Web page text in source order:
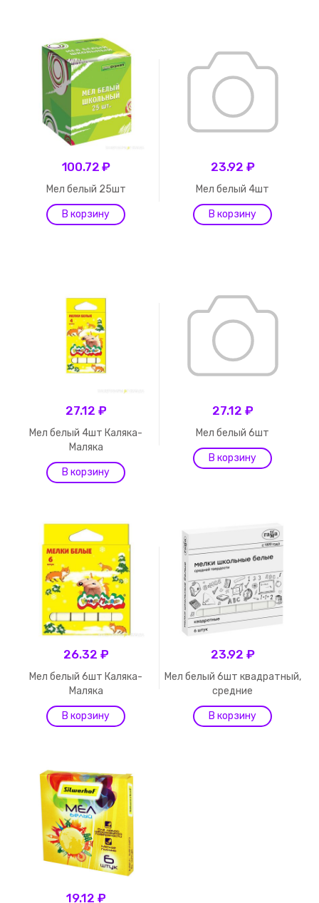
100.72 ₽
Мел белый 25шт
23.92 ₽
Мел белый 4шт
27.12 ₽
Мел белый 4шт Каляка-
Маляка
27.12 ₽
Мел белый 6шт
26.32 ₽
Мел белый 6шт Каляка-
Маляка
23.92 ₽
Мел белый 6шт квадратный,
средние
19.12 ₽